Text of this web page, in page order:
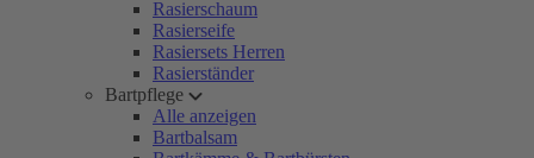
Rasierschaum
Rasierseife
Rasiersets Herren
Rasierständer
Bartpflege
Alle anzeigen
Bartbalsam